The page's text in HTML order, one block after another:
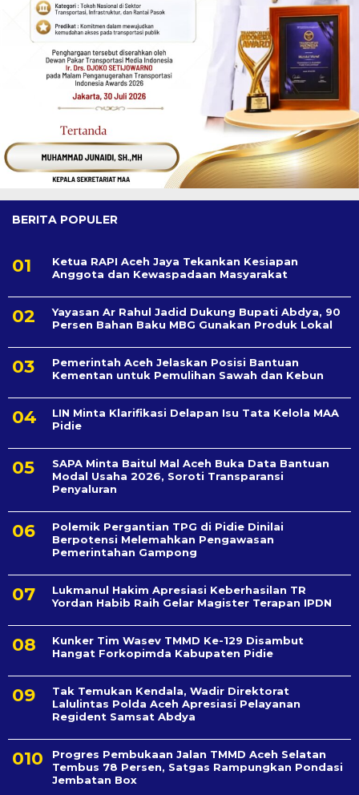
BERITA POPULER
Ketua RAPI Aceh Jaya Tekankan Kesiapan
Anggota dan Kewaspadaan Masyarakat
Yayasan Ar Rahul Jadid Dukung Bupati Abdya, 90
Persen Bahan Baku MBG Gunakan Produk Lokal
Pemerintah Aceh Jelaskan Posisi Bantuan
Kementan untuk Pemulihan Sawah dan Kebun
LIN Minta Klarifikasi Delapan Isu Tata Kelola MAA
Pidie
SAPA Minta Baitul Mal Aceh Buka Data Bantuan
Modal Usaha 2026, Soroti Transparansi
Penyaluran
Polemik Pergantian TPG di Pidie Dinilai
Berpotensi Melemahkan Pengawasan
Pemerintahan Gampong
Lukmanul Hakim Apresiasi Keberhasilan TR
Yordan Habib Raih Gelar Magister Terapan IPDN
Kunker Tim Wasev TMMD Ke-129 Disambut
Hangat Forkopimda Kabupaten Pidie
Tak Temukan Kendala, Wadir Direktorat
Lalulintas Polda Aceh Apresiasi Pelayanan
Regident Samsat Abdya
Progres Pembukaan Jalan TMMD Aceh Selatan
Tembus 78 Persen, Satgas Rampungkan Pondasi
Jembatan Box